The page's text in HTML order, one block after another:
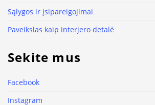
Sąlygos ir įsipareigojimai
Paveikslas kaip interjero detalė
Sekite mus
Facebook
Instagram